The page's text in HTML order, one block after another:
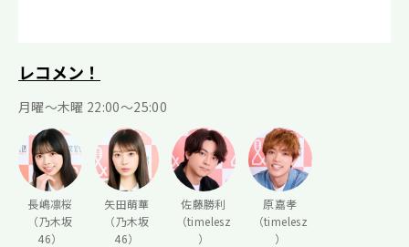
レコメン！
月曜〜木曜 22:00〜25:00
長嶋凛桜
（乃木坂
46）
矢田萌華
（乃木坂
46）
佐藤勝利
（timelesz
）
原嘉孝
（timelesz
）